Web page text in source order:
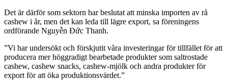
Det är därför som sektorn har beslutat att minska importen av rå
cashew i år, men det kan leda till lägre export, sa föreningens
ordförande Nguyễn Đức Thanh.
”Vi har undersökt och förskjutit våra investeringar för tillfället för att
producera mer höggradigt bearbetade produkter som saltrostade
cashew, cashew snacks, cashew-mjölk och andra produkter för
export för att öka produktionsvärdet.”